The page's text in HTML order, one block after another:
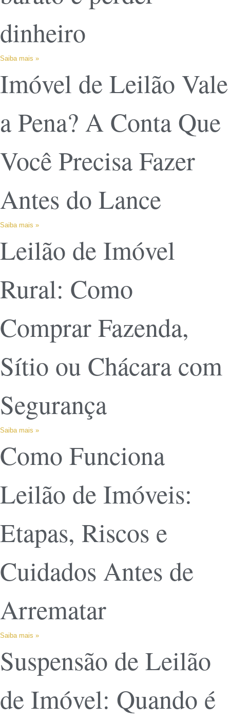
dinheiro
Saiba mais »
Imóvel de Leilão Vale
a Pena? A Conta Que
Você Precisa Fazer
Antes do Lance
Saiba mais »
Leilão de Imóvel
Rural: Como
Comprar Fazenda,
Sítio ou Chácara com
Segurança
Saiba mais »
Como Funciona
Leilão de Imóveis:
Etapas, Riscos e
Cuidados Antes de
Arrematar
Saiba mais »
Suspensão de Leilão
de Imóvel: Quando é